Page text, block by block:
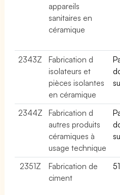
appareils
sanitaires en
céramique
2343Z
Fabrication d
isolateurs et
pièces isolantes
en céramique
2344Z
Fabrication d
autres produits
céramiques à
usage technique
2351Z
Fabrication de
ciment